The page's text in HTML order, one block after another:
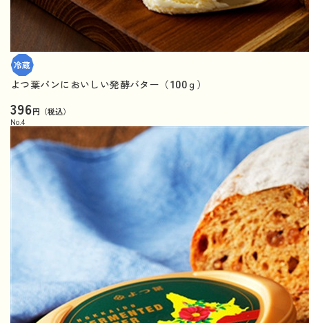
よつ葉パンにおいしい発酵バター（100ｇ）
396円（税込）
No. 4